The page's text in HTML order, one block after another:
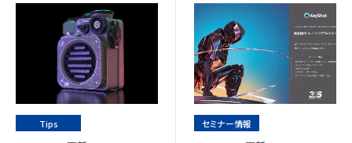
Tips セミナー情報